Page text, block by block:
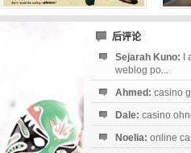
后评论
Sejarah Kuno:
weblog po...
Ahmed: casino
Dale: casino
Noelia: online